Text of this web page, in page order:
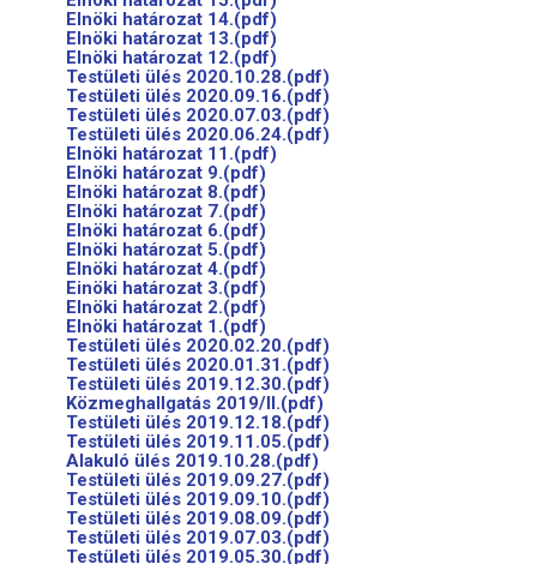
Elnöki határozat 14.(pdf)
Elnöki határozat 13.(pdf)
Elnöki határozat 12.(pdf)
Testületi ülés 2020.10.28.(pdf)
Testületi ülés 2020.09.16.(pdf)
Testületi ülés 2020.07.03.(pdf)
Testületi ülés 2020.06.24.(pdf)
Elnöki határozat 11.(pdf)
Elnöki határozat 9.(pdf)
Elnöki határozat 8.(pdf)
Elnöki határozat 7.(pdf)
Elnöki határozat 6.(pdf)
Elnöki határozat 5.(pdf)
Elnöki határozat 4.(pdf)
Einöki határozat 3.(pdf)
Elnöki határozat 2.(pdf)
Elnöki határozat 1.(pdf)
Testületi ülés 2020.02.20.(pdf)
Testületi ülés 2020.01.31.(pdf)
Testületi ülés 2019.12.30.(pdf)
Közmeghallgatás 2019/II.(pdf)
Testületi ülés 2019.12.18.(pdf)
Testületi ülés 2019.11.05.(pdf)
Alakuló ülés 2019.10.28.(pdf)
Testületi ülés 2019.09.27.(pdf)
Testületi ülés 2019.09.10.(pdf)
Testületi ülés 2019.08.09.(pdf)
Testületi ülés 2019.07.03.(pdf)
Testületi ülés 2019.05.30.(pdf)